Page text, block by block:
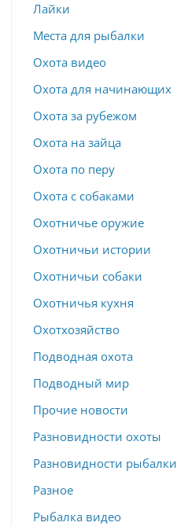
Лайки
Места для рыбалки
Охота видео
Охота для начинающих
Охота за рубежом
Охота на зайца
Охота по перу
Охота с собаками
Охотничье оружие
Охотничьи истории
Охотничьи собаки
Охотничья кухня
Охотхозяйство
Подводная охота
Подводный мир
Прочие новости
Разновидности охоты
Разновидности рыбалки
Разное
Рыбалка видео